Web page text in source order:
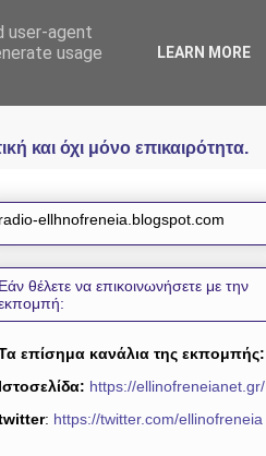
και όχι μόνο επικαιρότητα.
radio-ellhnofreneia.blogspot.com
Εάν θέλετε να επικοινωνήσετε με την
επίσημα κανάλια της εκπομπής:
Ιστοσελίδα: https://ellinofreneianet.gr/
: https://twitter.com/ellinofreneia
user-agent
usage
LEARN MORE